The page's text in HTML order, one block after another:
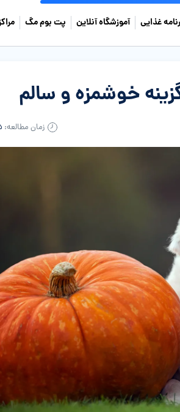
غذایی آموزشگاه آنلاین پت بوم مگ
خوشمزه و سالم
زمان مطالعه: ۵